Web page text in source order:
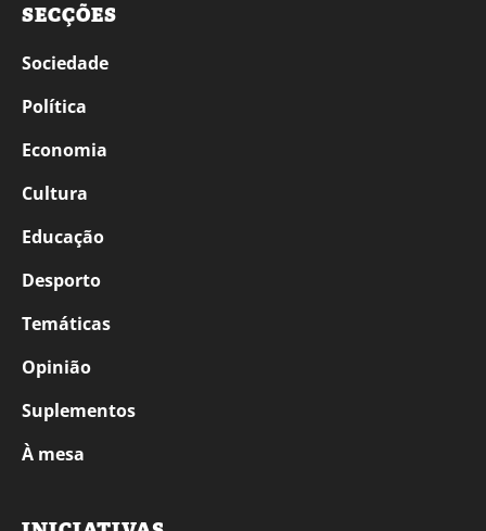
SECÇÕES
Sociedade
Política
Economia
Cultura
Educação
Desporto
Temáticas
Opinião
Suplementos
À mesa